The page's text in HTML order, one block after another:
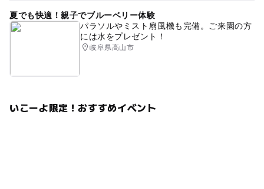
夏でも快適！親子でブルーベリー体験
パラソルやミスト扇風機も完備。ご来園の方
には水をプレゼント！
岐阜県高山市
いこーよ限定！おすすめイベント